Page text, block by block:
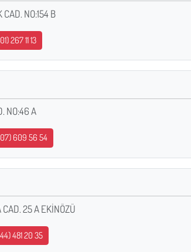
CAD. NO:154 B
267 11 13
NO:46 A
609 56 54
25 A EKİNÖZÜ
481 20 35